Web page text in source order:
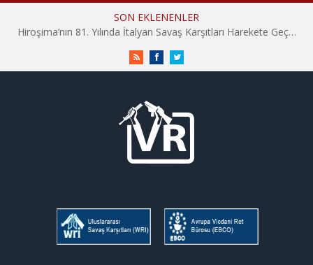
SON EKLENENLER
Hiroşima’nın 81. Yılında İtalyan Savaş Karşıtları Harekete Geçti: “Hatırlamak yeterli değil”
RSS FacebookTwitter